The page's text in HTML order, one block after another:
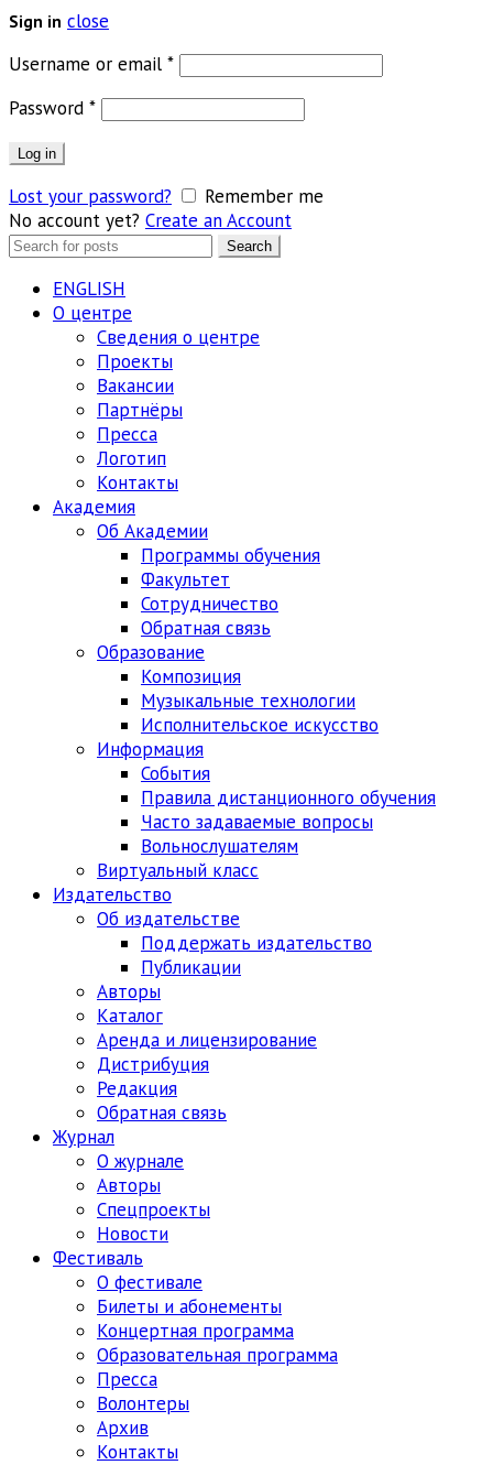
Sign in close
Username or email *Обязательно
Password *Обязательно
Log in
Lost your password?
Remember me
No account yet? Create an Account
Search
Search
ENGLISH
О центре
Сведения о центре
Проекты
Вакансии
Партнёры
Пресса
Логотип
Контакты
Академия
Об Академии
Программы обучения
Факультет
Сотрудничество
Обратная связь
Образование
Композиция
Музыкальные технологии
Исполнительское искусство
Информация
События
Правила дистанционного обучения
Часто задаваемые вопросы
Вольнослушателям
Виртуальный класс
Издательство
Об издательстве
Поддержать издательство
Публикации
Авторы
Каталог
Аренда и лицензирование
Дистрибуция
Редакция
Обратная связь
Журнал
О журнале
Авторы
Спецпроекты
Новости
Фестиваль
О фестивале
Билеты и абонементы
Концертная программа
Образовательная программа
Пресса
Волонтеры
Архив
Контакты